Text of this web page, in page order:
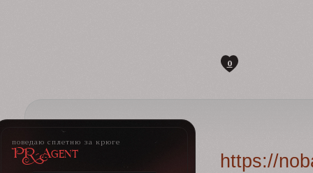
0
поведаю сплетню за крюге
PR-Agent https://